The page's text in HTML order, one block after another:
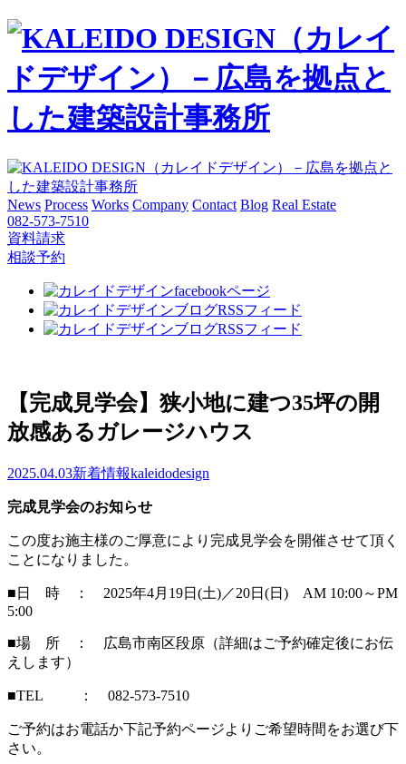
News Process Works Company Contact Blog Real Estate
082-573-7510
資料請求
相談予約
【完成見学会】狭小地に建つ35坪の開
放感あるガレージハウス
2025.04.03新着情報kaleidodesign
完成見学会のお知らせ
この度お施主様のご厚意により完成見学会を開催させて頂く
ことになりました。
■日 時 ： 2025年4月19日(土)／20日(日) AM 10:00～PM
5:00
■場 所 ： 広島市南区段原（詳細はご予約確定後にお伝
えします）
■TEL ： 082-573-7510
ご予約はお電話か下記予約ページよりご希望時間をお選び下
さい。